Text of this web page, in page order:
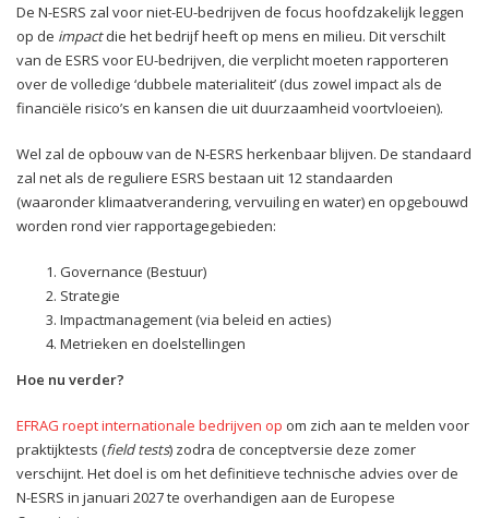
De N-ESRS zal voor niet-EU-bedrijven de focus hoofdzakelijk leggen
op de impactdie het bedrijf heeft op mens en milieu. Dit verschilt
van de ESRS voor EU-bedrijven, die verplicht moeten rapporteren
over de volledige ‘dubbele materialiteit’ (dus zowel impact als de
financiële risico’s en kansen die uit duurzaamheid voortvloeien).
Wel zal de opbouw van de N-ESRS herkenbaar blijven. De standaard
zal net als de reguliere ESRS bestaan uit 12 standaarden
(waaronder klimaatverandering, vervuiling en water) en opgebouwd
worden rond vier rapportagegebieden:
Governance (Bestuur)
Strategie
Impactmanagement (via beleid en acties)
Metrieken en doelstellingen
Hoe nu verder?
EFRAG roept internationale bedrijven op om zich aan te melden voor
praktijktests (field tests) zodra de conceptversie deze zomer
verschijnt. Het doel is om het definitieve technische advies over de
N-ESRS in januari 2027 te overhandigen aan de Europese